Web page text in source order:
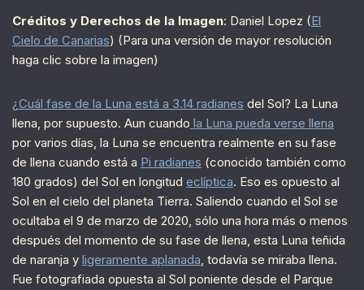
Créditos y Derechos de la Imagen: Daniel Lopez (El
Cielo de Canarias) (Para una versión de mayor resolución
haga clic sobre la imagen)
¿Cuál fase de la Luna está a 3.14 radianes del Sol? La Luna
llena, por supuesto. Aun cuando la Luna pueda verse llena
por varios días, la Luna se encuentra realmente en su fase
de llena cuando está a Pi radianes (conocido también como
180 grados) del Sol en longitud eclíptica. Eso es opuesto al
Sol en el cielo del planeta Tierra. Saliendo cuando el Sol se
ocultaba el 9 de marzo de 2020, sólo una hora más o menos
después del momento de su fase de llena, esta Luna teñida
de naranja y ligeramente aplanada, todavía se miraba llena.
Fue fotografiada opuesta al Sol poniente desde el Parque